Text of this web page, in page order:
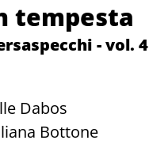
tempesta
- vol. 4
Dabos
Bottone